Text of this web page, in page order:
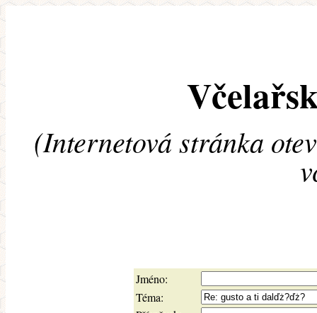
(Internetová stránka
Jméno:
Téma: